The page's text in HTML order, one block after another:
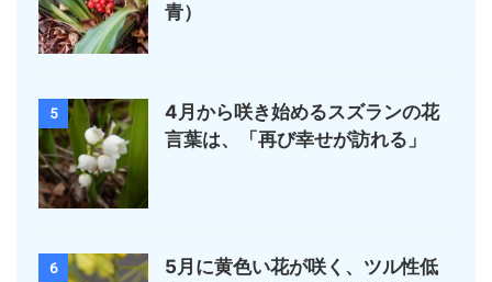
青）
5
4月から咲き始めるスズランの花
言葉は、「再び幸せが訪れる」
6
5月に黄色い花が咲く、ツル性低